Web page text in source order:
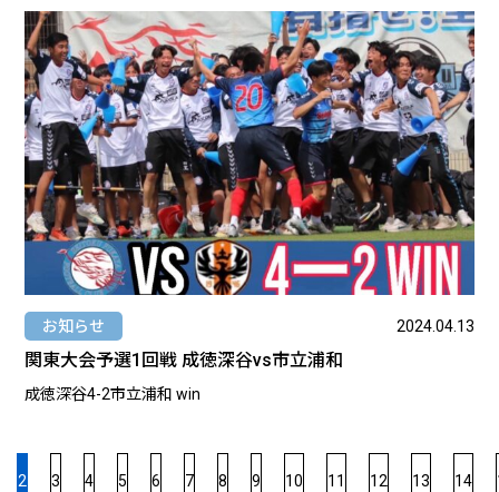
お知らせ 2024.04.13
関東大会予選1回戦 成徳深谷vs市立浦和
2 3 4 5 6 7 8 9 10 11 12 13 14